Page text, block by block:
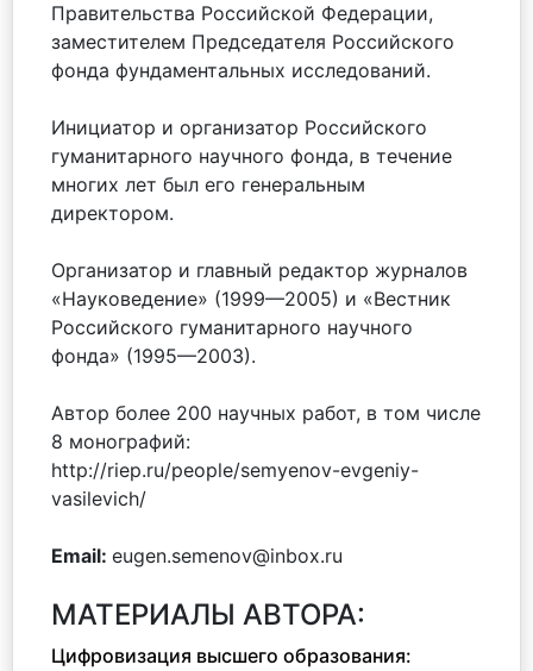
Правительства Российской Федерации,
заместителем Председателя Российского
фонда фундаментальных исследований.
Инициатор и организатор Российского
гуманитарного научного фонда, в течение
многих лет был его генеральным
директором.
Организатор и главный редактор журналов
«Науковедение» (1999—2005) и «Вестник
Российского гуманитарного научного
фонда» (1995—2003).
Автор более 200 научных работ, в том числе
8 монографий:
http://riep.ru/people/semyenov-evgeniy-
vasilevich/
Email: eugen.semenov@inbox.ru
МАТЕРИАЛЫ АВТОРА:
Цифровизация высшего образования: